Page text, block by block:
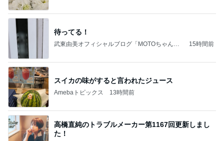
待ってる！
武東由美オフィシャルブログ「MOTOちゃんと
15時間前
スイカの味がすると言われたジュース
Amebaトピックス 13時間前
高橋直純のトラブルメーカー第1167回更新しまし
た！